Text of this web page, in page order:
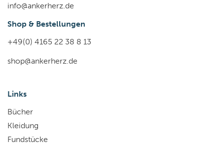
info@ankerherz.de
Shop & Bestellungen
+49(0) 4165 22 38 8 13
shop@ankerherz.de
Links
Bücher
Kleidung
Fundstücke